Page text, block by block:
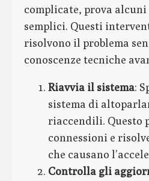
complicate, prova
semplici. Questi
risolvono il problema
conoscenze tecniche
Riavvia il sistema:
sistema di
riaccendili. Questo
connessioni e
che causano
Controlla gli